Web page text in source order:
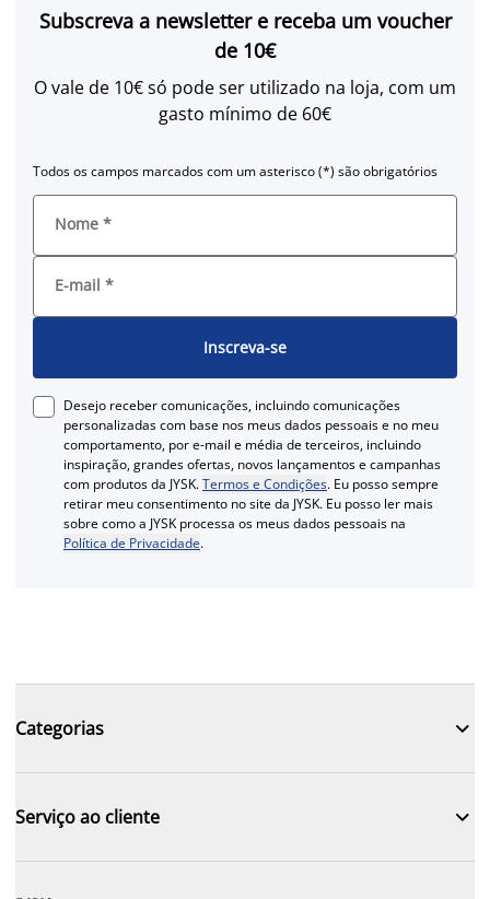
Subscreva a newsletter e receba um voucher
de 10€
O vale de 10€ só pode ser utilizado na loja, com um
gasto mínimo de 60€
Todos os campos marcados com um asterisco (*) são obrigatórios
Nome *
E-mail *
Inscreva-se
Desejo receber comunicações, incluindo comunicações
personalizadas com base nos meus dados pessoais e no meu
comportamento, por e-mail e média de terceiros, incluindo
inspiração, grandes ofertas, novos lançamentos e campanhas
com produtos da JYSK.Termos e Condições. Eu posso sempre
retirar meu consentimento no site da JYSK. Eu posso ler mais
sobre como a JYSK processa os meus dados pessoais na
Política de Privacidade.
Categorias 
Serviço ao cliente 